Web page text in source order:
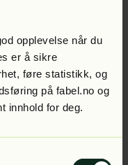
opplevelse når du
er å sikre
føre statistikk, og
på fabel.no og
innhold for deg.